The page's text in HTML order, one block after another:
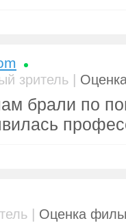
зритель |
брали по
| Оценка